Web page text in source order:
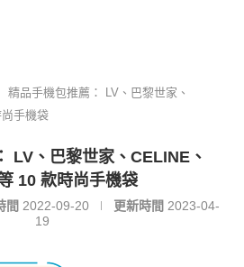
精品手機包推薦： LV、巴黎世家、
手機袋
LV、巴黎世家、CELINE、
10 款時尚手機袋
間 2022-09-20 更新時間 2023-04-
19